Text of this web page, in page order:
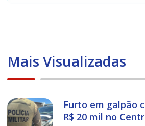
Mais Visualizadas
Furto em galpão
R$ 20 mil no